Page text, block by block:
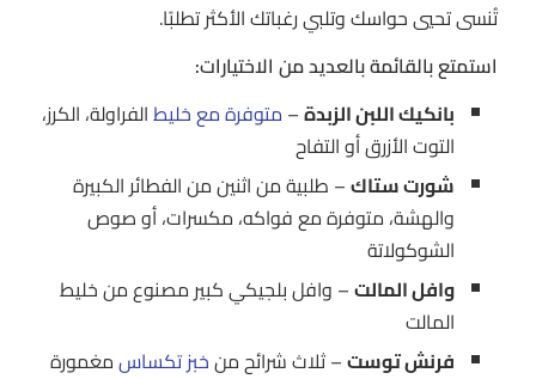
تُنسى تحيي حواسك وتلبي رغباتك الأكثر تطلبًا.
استمتع بالقائمة بالعديد من الاختيارات:
بانكيك اللبن الزبدة– متوفرة مع خليطالفراولة، الكرز،
التوت الأزرق أو التفاح
شورت ستاك– طلبية من اثنين من الفطائر الكبيرة
والهشة، متوفرة مع فواكه، مكسرات، أو صوص
الشوكولاتة
وافل المالت– وافل بلجيكي كبير مصنوع من خليط
المالت
فرنش توست– ثلاث شرائح منخبز تكساسمغمورة